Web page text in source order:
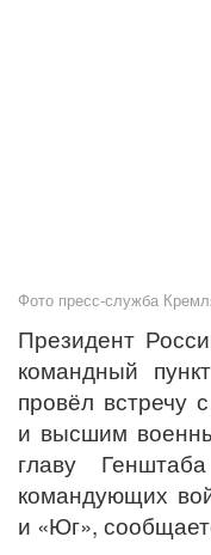
Фото пресс-служба
Президент
командный
провёл встречу
и высшим
главу
командующих
и «Юг»,